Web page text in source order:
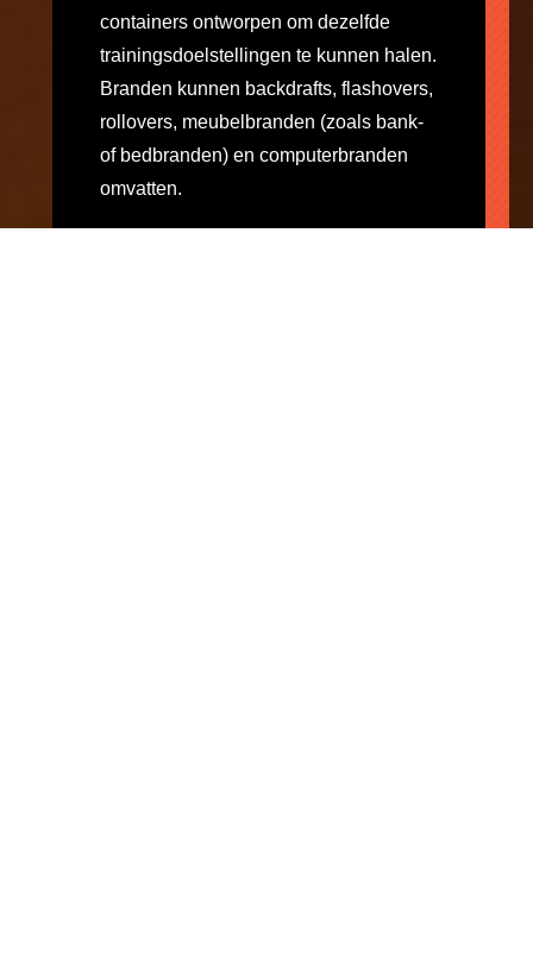
containers ontworpen om dezelfde
trainingsdoelstellingen te kunnen halen.
Branden kunnen backdrafts, flashovers,
rollovers, meubelbranden (zoals bank-
of bedbranden) en computerbranden
omvatten.